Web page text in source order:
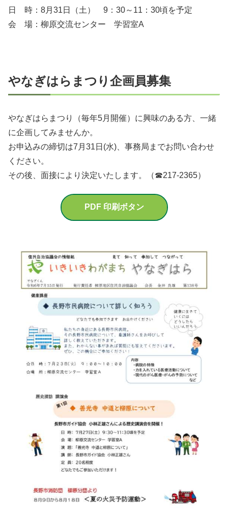
日 時：8月31日（土） 9：30～11：30頃を予定
会 場：柳原交流センター 学習室A
やなぎはらまつり企画員募集
やなぎはらまつり（毎年5月開催）に興味のある方、一緒
に企画してみませんか。
お申込みの締切は7月31日(水)、事務局までお問い合わせ
ください。
その後、面接により決定いたします。（☎217-2365）
PDF 印刷ボタン